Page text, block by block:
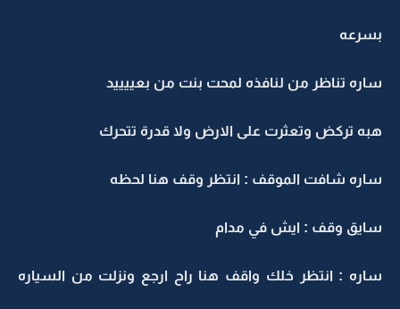
بسرعه
ساره تناظر من لنافذه لمحت بنت من بعييييد
هبه تركض وتعثرت على الارض ولا قدرة تتحرك
ساره شافت الموقف : انتظر وقف هنا لحظه
سايق وقف : ايش في مدام
ساره : انتظر خلك واقف هنا راح ارجع ونزلت من السياره